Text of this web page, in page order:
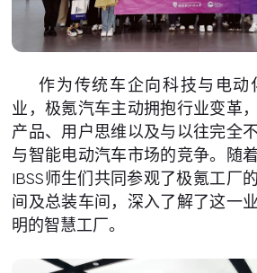
作为传统车企向科技与电动
业，极氪汽车主动拥抱行业变革
产品、用户思维以及与以往完全
与智能电动汽车市场的竞争。随
IBSS师生们共同参观了极氪工厂
间及总装车间，深入了解了这一
明的智慧工厂。